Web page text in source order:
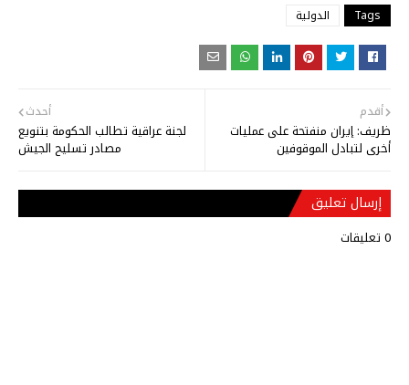
Tags الدولية
أحدث
لجنة عراقية تطالب الحكومة بتنويع
مصادر تسليح الجيش
أقدم
ظريف: إيران منفتحة على عمليات
أخرى لتبادل الموقوفين
إرسال تعليق
0 تعليقات